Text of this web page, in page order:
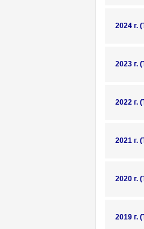
2024 г.
2023 г.
2022 г.
2021 г.
2020 г.
2019 г.